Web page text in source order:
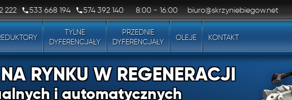
222 533 668 194 574 392 140 8:00 - 16:00 biuro@skrzyniebiegow.net
TYLNE
DYFERENCJAŁY
PRZEDNIE
DYFERENCJAŁY
OLEJE KONTAKT
RYNKU W REGENERACJI
i automatycznych